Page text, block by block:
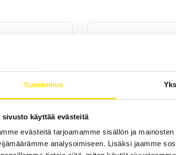
Suostumus
sivusto käyttää evästeitä
evästeitä tarjoamamme sisällön ja
analysoimiseen. Lisäksi jaamme
liittimellä
etupaneelissa